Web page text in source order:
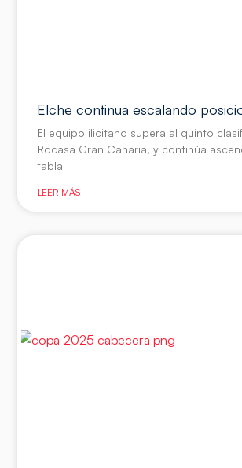
Elche continua escalando
El equipo ilicitano supera al quinto
Rocasa Gran Canaria, y continúa
tabla
LEER MÁS